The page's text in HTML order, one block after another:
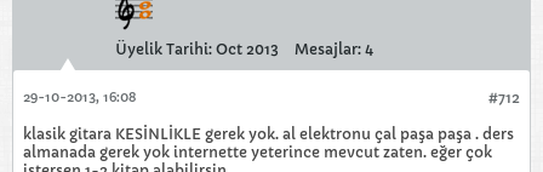
Üyelik Tarihi: Oct 2013 Mesajlar: 4
#712
29-10-2013, 16:08
klasik gitara KESİNLİKLE gerek yok. al elektronu çal paşa paşa . ders
almanada gerek yok internette yeterince mevcut zaten. eğer çok